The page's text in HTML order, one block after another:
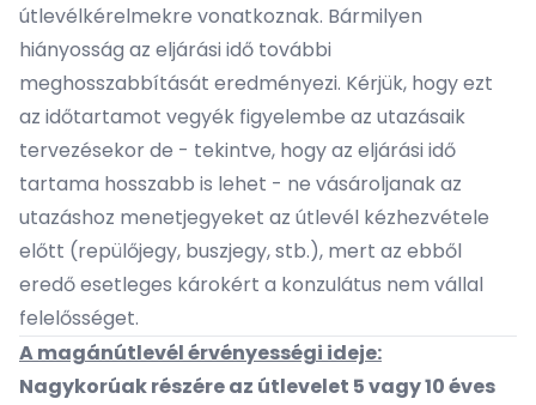
útlevélkérelmekre vonatkoznak. Bármilyen
hiányosság az eljárási idő további
meghosszabbítását eredményezi. Kérjük, hogy ezt
az időtartamot vegyék figyelembe az utazásaik
tervezésekor de - tekintve, hogy az eljárási idő
tartama hosszabb is lehet - ne vásároljanak az
utazáshoz menetjegyeket az útlevél kézhezvétele
előtt (repülőjegy, buszjegy, stb.), mert az ebből
eredő esetleges károkért a konzulátus nem vállal
felelősséget.
A magánútlevél érvényességi ideje:
Nagykorúak részére az útlevelet 5 vagy 10 éves